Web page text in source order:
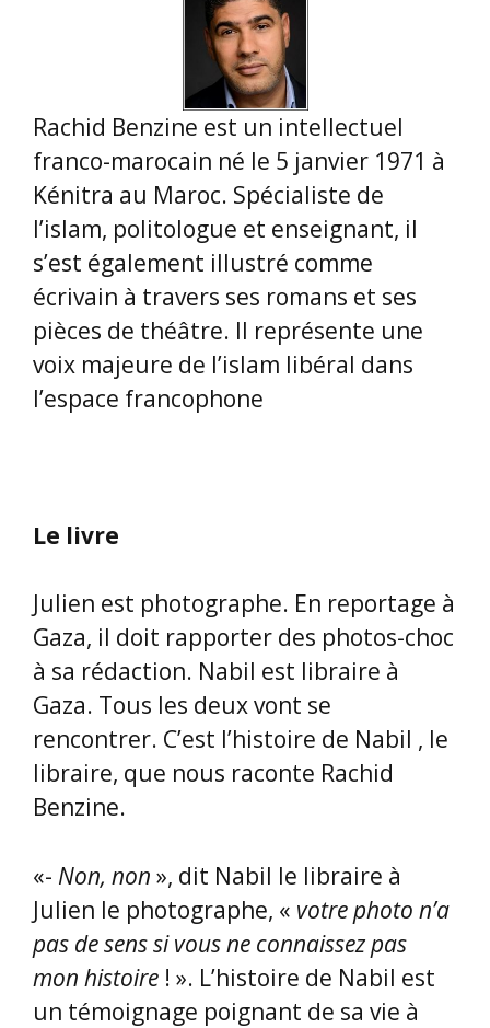
Rachid Benzine est un intellectuel
franco-marocain né le 5 janvier 1971 à
Kénitra au Maroc. Spécialiste de
l’islam, politologue et enseignant, il
s’est également illustré comme
écrivain à travers ses romans et ses
pièces de théâtre. Il représente une
voix majeure de l’islam libéral dans
l’espace francophone
Le livre
Julien est photographe. En reportage à
Gaza, il doit rapporter des photos-choc
à sa rédaction. Nabil est libraire à
Gaza. Tous les deux vont se
rencontrer. C’est l’histoire de Nabil , le
libraire, que nous raconte Rachid
Benzine.
«- Non, non », dit Nabil le libraire à
Julien le photographe, « votre photo n’a
pas de sens si vous ne connaissez pas
mon histoire ! ». L’histoire de Nabil est
un témoignage poignant de sa vie à